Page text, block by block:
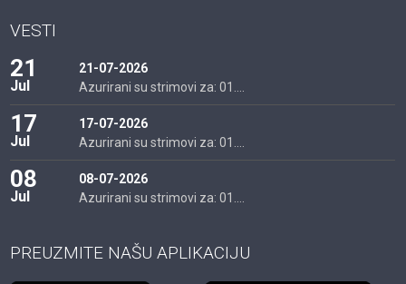
VESTI
21
Jul
21-07-2026
Azurirani su strimovi za: 01....
17
Jul
17-07-2026
Azurirani su strimovi za: 01....
08
Jul
08-07-2026
Azurirani su strimovi za: 01....
PREUZMITE NAŠU APLIKACIJU